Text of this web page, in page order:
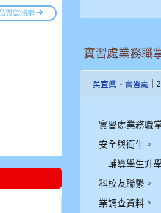
實習處業務職
吳宜眞 -實習處 |
實習處業
安全與衛生。
輔導學生升
科校友聯繫。
業調查資料